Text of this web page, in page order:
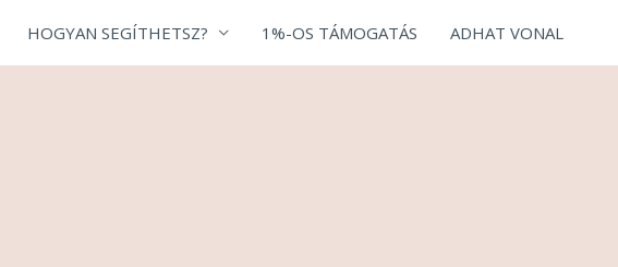
HOGYAN SEGÍTHETSZ? 1%-OS TÁMOGATÁS ADHAT VONAL